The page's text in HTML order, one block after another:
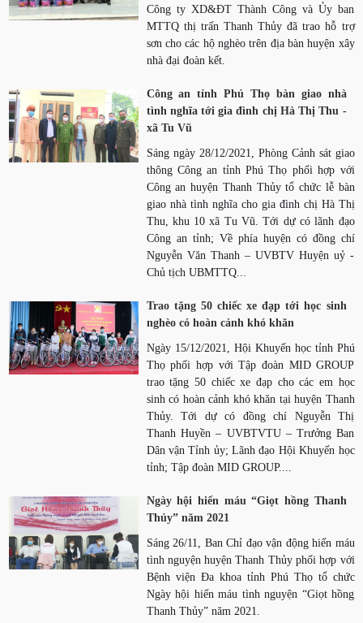
Công ty XD&ĐT Thành Công và Ủy ban
MTTQ thị trấn Thanh Thủy đã trao hỗ trợ
sơn cho các hộ nghèo trên địa bàn huyện xây
nhà đại đoàn kết.
Công an tỉnh Phú Thọ bàn giao nhà
tình nghĩa tới gia đình chị Hà Thị Thu -
xã Tu Vũ
Sáng ngày 28/12/2021, Phòng Cảnh sát giao
thông Công an tỉnh Phú Thọ phối hợp với
Công an huyện Thanh Thủy tổ chức lễ bàn
giao nhà tình nghĩa cho gia đình chị Hà Thị
Thu, khu 10 xã Tu Vũ. Tới dự có lãnh đạo
Công an tỉnh; Về phía huyện có đồng chí
Nguyễn Văn Thanh – UVBTV Huyện uỷ -
Chủ tịch UBMTTQ...
Trao tặng 50 chiếc xe đạp tới học sinh
nghèo có hoàn cảnh khó khăn
Ngày 15/12/2021, Hội Khuyến học tỉnh Phú
Thọ phối hợp với Tập đoàn MID GROUP
trao tặng 50 chiếc xe đạp cho các em học
sinh có hoàn cảnh khó khăn tại huyện Thanh
Thủy. Tới dự có đồng chí Nguyễn Thị
Thanh Huyền – UVBTVTU – Trưởng Ban
Dân vận Tỉnh ủy; Lãnh đạo Hội Khuyến học
tỉnh; Tập đoàn MID GROUP....
Ngày hội hiến máu “Giọt hồng Thanh
Thủy” năm 2021
Sáng 26/11, Ban Chỉ đạo vận động hiến máu
tình nguyện huyện Thanh Thủy phối hợp với
Bệnh viện Đa khoa tỉnh Phú Thọ tổ chức
Ngày hội hiến máu tình nguyện “Giọt hồng
Thanh Thủy” năm 2021.